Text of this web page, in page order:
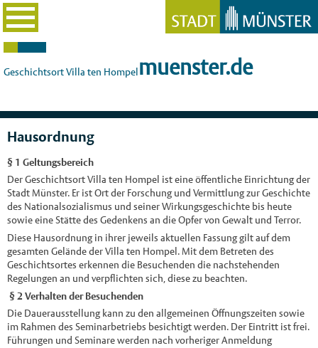
Geschichtsort Villa ten Hompel muenster.de
Hausordnung
§ 1 Geltungsbereich
Der Geschichtsort Villa ten Hompel ist eine öffentliche Einrichtung der
Stadt Münster. Er ist Ort der Forschung und Vermittlung zur Geschichte
des Nationalsozialismus und seiner Wirkungsgeschichte bis heute
sowie eine Stätte des Gedenkens an die Opfer von Gewalt und Terror.
Diese Hausordnung in ihrer jeweils aktuellen Fassung gilt auf dem
gesamten Gelände der Villa ten Hompel. Mit dem Betreten des
Geschichtsortes erkennen die Besuchenden die nachstehenden
Regelungen an und verpflichten sich, diese zu beachten.
§ 2 Verhalten der Besuchenden
Die Dauerausstellung kann zu den allgemeinen Öffnungszeiten sowie
im Rahmen des Seminarbetriebs besichtigt werden. Der Eintritt ist frei.
Führungen und Seminare werden nach vorheriger Anmeldung